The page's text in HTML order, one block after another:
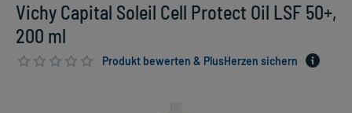
Vichy Capital Soleil Cell Protect Oil LSF 50+,
200 ml
Produkt bewerten & PlusHerzen sichern